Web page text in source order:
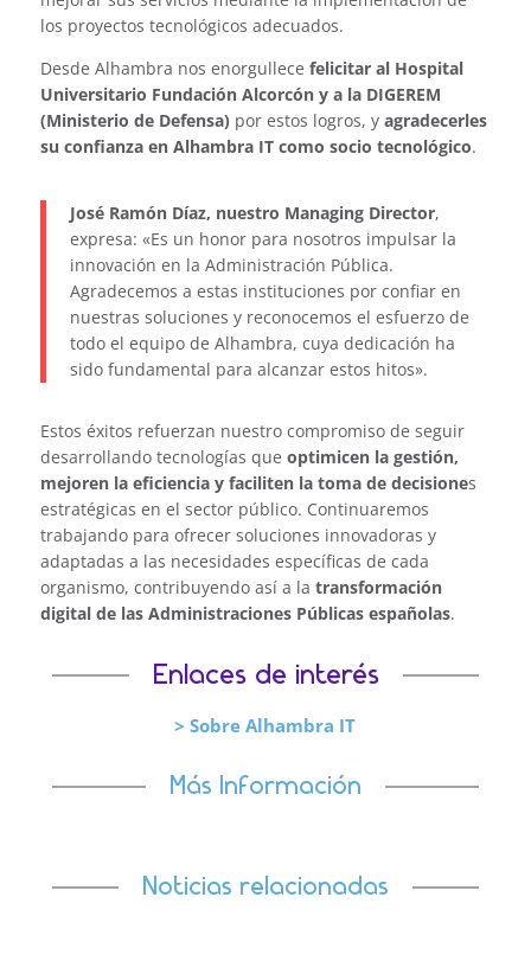
los proyectos tecnológicos adecuados.
Desde Alhambra nos enorgullece felicitar al Hospital
Universitario Fundación Alcorcón y a la DIGEREM
(Ministerio de Defensa) por estos logros, y agradecerles
su confianza en Alhambra IT como socio tecnológico.
José Ramón Díaz, nuestro Managing Director,
expresa: «Es un honor para nosotros impulsar la
innovación en la Administración Pública.
Agradecemos a estas instituciones por confiar en
nuestras soluciones y reconocemos el esfuerzo de
todo el equipo de Alhambra, cuya dedicación ha
sido fundamental para alcanzar estos hitos».
Estos éxitos refuerzan nuestro compromiso de seguir
desarrollando tecnologías que optimicen la gestión,
mejoren la eficiencia y faciliten la toma de decisiones
estratégicas en el sector público. Continuaremos
trabajando para ofrecer soluciones innovadoras y
adaptadas a las necesidades específicas de cada
organismo, contribuyendo así a la transformación
digital de las Administraciones Públicas españolas.
Enlaces de interés
> Sobre Alhambra IT
Más Información
Noticias relacionadas